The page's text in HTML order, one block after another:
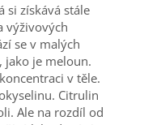
si získává stále
výživových
se v malých
jako je meloun.
v těle.
Citrulin
Ale na rozdíl od